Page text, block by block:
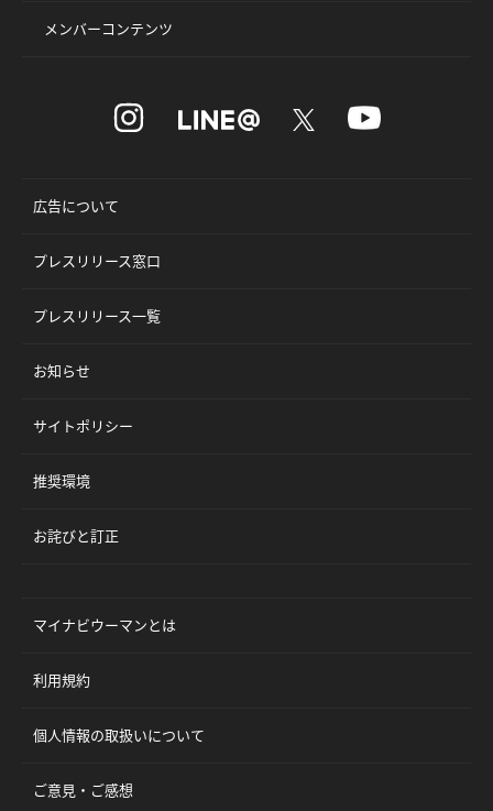
メンバーコンテンツ
広告について
プレスリリース窓口
プレスリリース一覧
お知らせ
サイトポリシー
推奨環境
お詫びと訂正
マイナビウーマンとは
利用規約
個人情報の取扱いについて
ご意見・ご感想